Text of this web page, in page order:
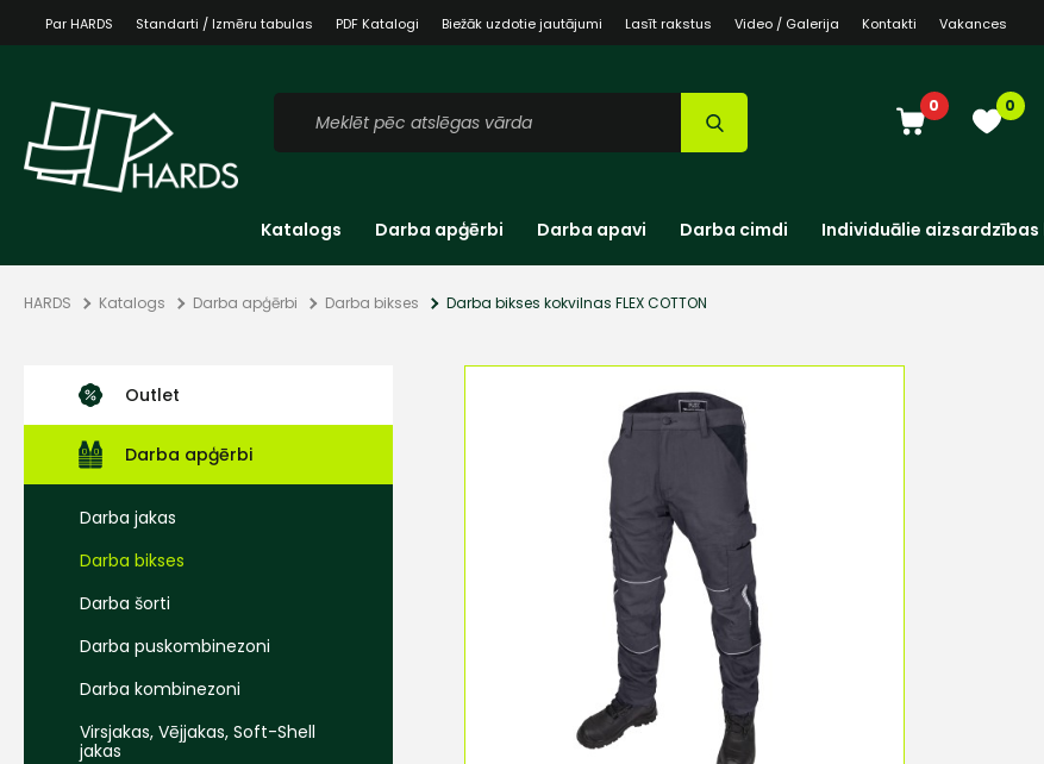
Par HARDS Standarti / Izmēru tabulas PDF Katalogi Biežāk uzdotie jautājumi Lasīt rakstus Video / Galerija Kontakti Vakances
0 0
Katalogs Darba apģērbi Darba apavi Darba cimdi Individuālie aizsardzības
HARDS Katalogs Darba apģērbi Darba bikses Darba bikses kokvilnas FLEX COTTON
Outlet
Darba apģērbi
Darba jakas
Darba bikses
Darba šorti
Darba puskombinezoni
Darba kombinezoni
Virsjakas, Vējjakas, Soft-Shell
jakas